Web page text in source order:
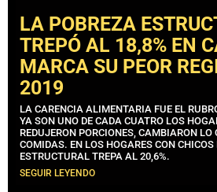
LA POBREZA
TREPÓ AL 18,8% EN
MARCA SU PEOR
2019
LA CARENCIA ALIMENTARIA FUE EL
YA SON UNO DE CADA CUATRO LOS
REDUJERON PORCIONES, CAMBIARON LO
COMIDAS. EN LOS HOGARES CON
ESTRUCTURAL TREPA AL 20,6%.
SEGUIR LEYENDO